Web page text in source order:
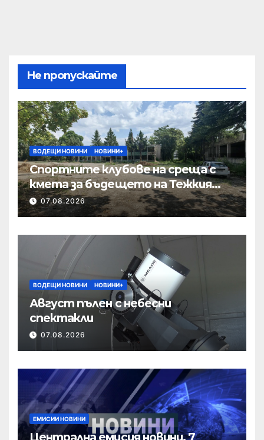
Не пропускайте
ВОДЕЩИ НОВИНИ НОВИНИ+
Спортните клубове на среща с
кмета за бъдещето на Тежкия
полк
07.08.2026
ВОДЕЩИ НОВИНИ НОВИНИ+
Август пълен с небесни
спектакли
07.08.2026
ЕМИСИИ НОВИНИ
Централна емисия новини, 7